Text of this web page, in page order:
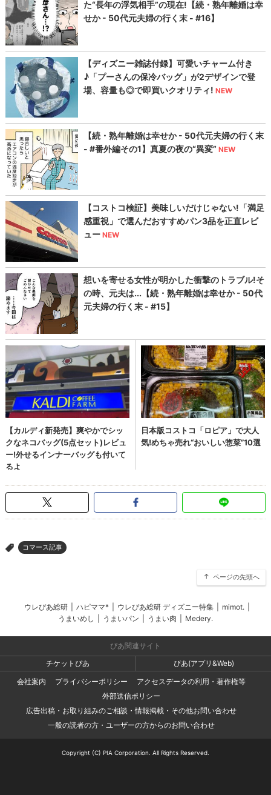
> コマース記事
ページの先頭へ
ウレぴあ総研 ハピママ* ウレぴあ総研 ディズニー特集 mimot.
うまいめし
うまいパン うまい肉 Medery.
ぴあ関連サイト
チケットぴあ
ぴあ(アプリ&Web)
会社案内
プライバシーポリシー
アクセスデータの利用・著作権等
外部送信ポリシー
広告出稿・お取り組みのご相談・情報掲載・その他お問い合わせ
一般の読者の方・ユーザーの方からのお問い合わせ
Copyright (C) PIA Corporation. All Rights Reserved.